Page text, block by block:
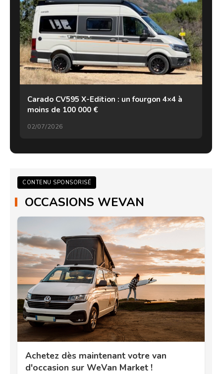
Carado CV595 X-Edition : un fourgon 4×4 à
moins de 100 000 €
02/07/2026
CONTENU SPONSORISÉ
OCCASIONS WEVAN
Achetez dès maintenant votre van
d'occasion sur WeVan Market !